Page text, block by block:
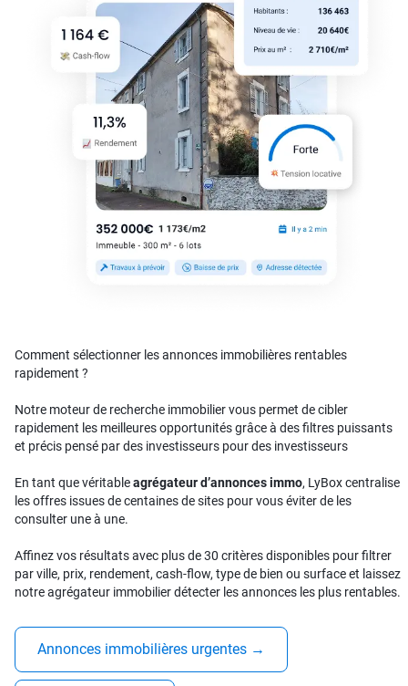
Comment sélectionner les annonces immobilières rentables
rapidement ?
Notre moteur de recherche immobilier vous permet de cibler
rapidement les meilleures opportunités grâce à des filtres puissants
et précis pensé par des investisseurs pour des investisseurs
En tant que véritableagrégateur d’annonces immo, LyBox centralise
les offres issues de centaines de sites pour vous éviter de les
consulter une à une.
Affinez vos résultats avec plus de 30 critères disponibles pour filtrer
par ville, prix, rendement, cash-flow, type de bien ou surface et laissez
notre agrégateur immobilier détecter les annonces les plus rentables.
Annonces immobilières urgentes →